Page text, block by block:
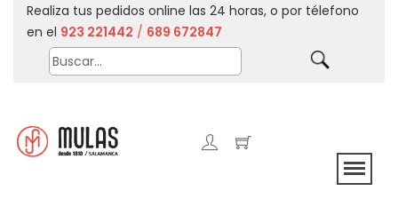
Realiza tus pedidos online las 24 horas, o por télefono
en el 923 221442 / 689 672847